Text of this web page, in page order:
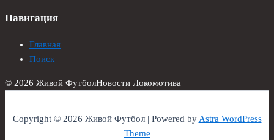
Навигация
Главная
Поиск
© 2026 Живой ФутболНовости Локомотива
Copyright © 2026 Живой Футбол | Powered byAstra WordPress
Theme